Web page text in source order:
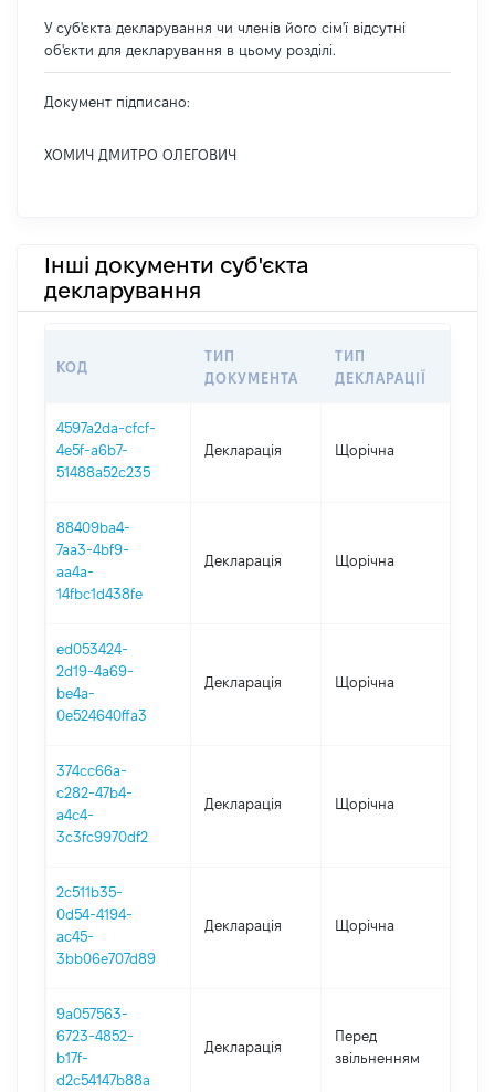
У суб'єкта декларування чи членів його сім'ї відсутні
об'єкти для декларування в цьому розділі.
Документ підписано:
ХОМИЧ ДМИТРО ОЛЕГОВИЧ
Інші документи суб'єкта
декларування
КОД
ТИП
ДОКУМЕНТА
ТИП
ДЕКЛАРАЦІЇ
4597a2da-cfcf-
4e5f-a6b7-
51488a52c235
Декларація Щорічна
88409ba4-
7aa3-4bf9-
aa4a-
14fbc1d438fe
Декларація Щорічна
ed053424-
2d19-4a69-
be4a-
0e524640ffa3
Декларація Щорічна
374cc66a-
c282-47b4-
a4c4-
3c3fc9970df2
Декларація Щорічна
2c511b35-
0d54-4194-
ac45-
3bb06e707d89
Декларація Щорічна
9a057563-
6723-4852-
b17f-
d2c54147b88a
Декларація
Перед
звільненням